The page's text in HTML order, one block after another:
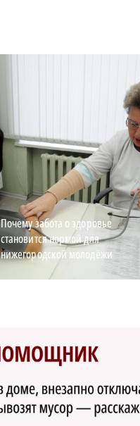
Почему забота о здоровье
становится нормой для
нижегородской молодёжи